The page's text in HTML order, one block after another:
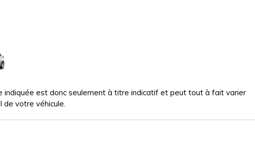
indiquée est donc seulement à titre indicatif et peut tout à fait varier
votre véhicule.